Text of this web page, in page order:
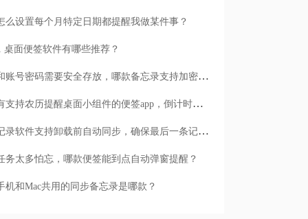
么设置每个月特定日期都提醒我做某件事？
桌面便签软件有哪些推荐？
日记和账号密码需要安全存放，哪款备忘录支持加密保护？
有没有支持农历提醒桌面小组件的便签app，倒计时一目了然
哪款记录软件支持卸载前自动同步，确保最后一条记录不丢失？
务太多怕忘，哪款便签能到点自动弹窗提醒？
机和Mac共用的同步备忘录是哪款？